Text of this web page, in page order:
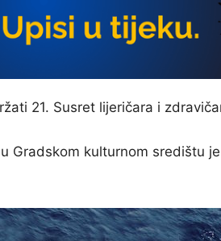
21. Susret lijeričara i
Gradskom kulturnom središtu